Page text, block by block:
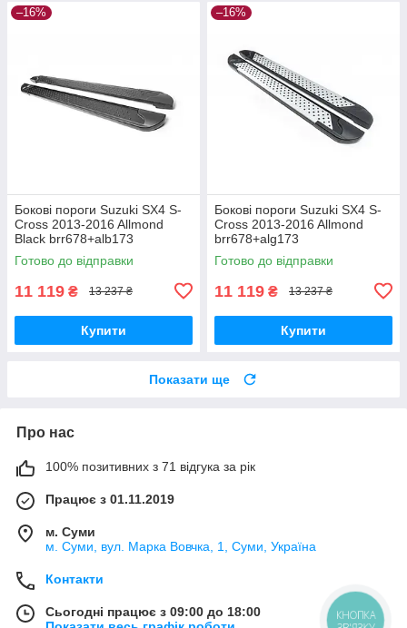
–16%
Бокові пороги Suzuki SX4 S-
Cross 2013-2016 Allmond
Black brr678+alb173
Готово до відправки
11 119 ₴ 13 237 ₴
Купити
–16%
Бокові пороги Suzuki SX4 S-
Cross 2013-2016 Allmond
brr678+alg173
Готово до відправки
11 119 ₴ 13 237 ₴
Купити
Показати ще
Про нас
100% позитивних з 71 відгука за рік
Працює з 01.11.2019
м. Суми
м. Суми, вул. Марка Вовчка, 1, Суми, Україна
Контакти
Сьогодні працює з 09:00 до 18:00
КНОПКА